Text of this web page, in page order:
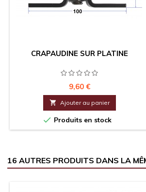
CRAPAUDINE SUR PLATINE
Prix
9,60 €
 Ajouter au panier
 Produits en stock
16 AUTRES PRODUITS DANS LA